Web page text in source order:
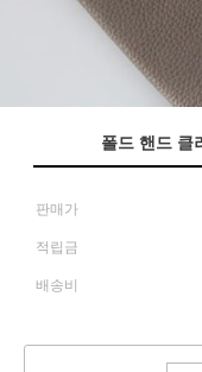
폴드 핸드 클
판매가
적립금
배송비